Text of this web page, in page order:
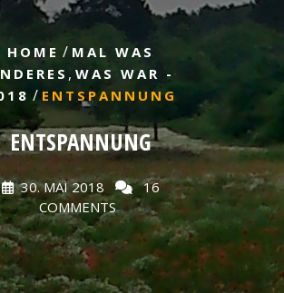
HOME / MAL WAS
, WAS WAR -
/ ENTSPANNUNG
ENTSPANNUNG
30. MAI 2018
16
COMMENTS